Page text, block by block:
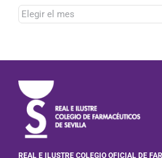
Hemeroteca
REAL E ILUSTRE COLEGIO OFICIAL DE